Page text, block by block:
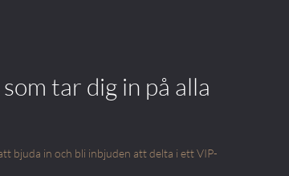
tar dig in på alla
bjuda in och bli inbjuden att delta i ett VIP-